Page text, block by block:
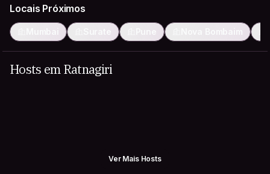
Locais Próximos
Mumbai Surate Pune Nova Bombaim
Hosts em Ratnagiri
Ver Mais Hosts